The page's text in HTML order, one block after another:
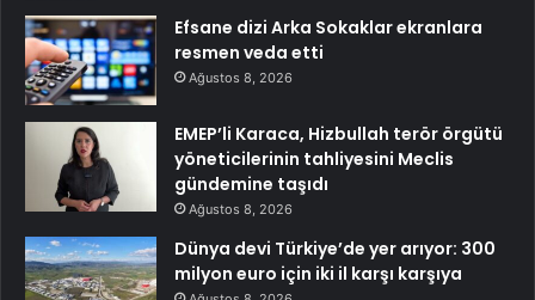
Efsane dizi Arka Sokaklar ekranlara
resmen veda etti
Ağustos 8, 2026
EMEP’li Karaca, Hizbullah terör örgütü
yöneticilerinin tahliyesini Meclis
gündemine taşıdı
Ağustos 8, 2026
Dünya devi Türkiye’de yer arıyor: 300
milyon euro için iki il karşı karşıya